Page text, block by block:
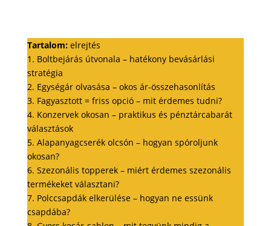
Tartalom: elrejtés
1. Boltbejárás útvonala – hatékony bevásárlási
stratégia
2. Egységár olvasása – okos ár-összehasonlítás
3. Fagyasztott = friss opció – mit érdemes tudni?
4. Konzervek okosan – praktikus és pénztárcabarát
választások
5. Alapanyagcserék olcsón – hogyan spóroljunk
okosan?
6. Szezonális topperek – miért érdemes szezonális
termékeket választani?
7. Polccsapdák elkerülése – hogyan ne essünk
csapdába?